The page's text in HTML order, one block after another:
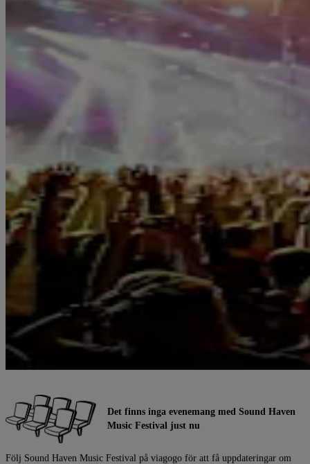
Det finns inga evenemang med Sound Haven
Music Festival just nu
Följ Sound Haven Music Festival på viagogo för att få uppdateringar om